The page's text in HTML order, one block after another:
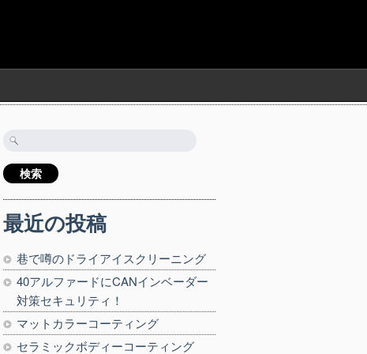
検
最近の投稿
巷で噂のドライアイスクリーニング
40アルファードにCANインベーダー
対策セキュリティ！
マットカラーコーティング
セラミックボディーコーティング